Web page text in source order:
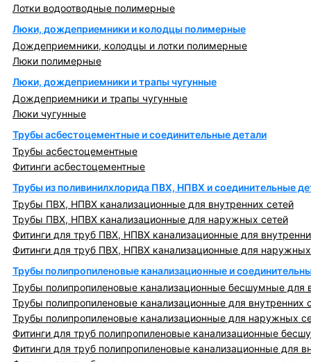
Лотки водоотводные полимерные
Люки, дождеприемники и колодцы полимерные
Дождеприемники, колодцы и лотки полимерные
Люки полимерные
Люки, дождеприемники и трапы чугунные
Дождеприемники и трапы чугунные
Люки чугунные
Трубы асбестоцементные и соединительные детали
Трубы асбестоцементные
Фитинги асбестоцементные
Трубы из поливинилхлорида ПВХ, НПВХ и соединительные
Трубы ПВХ, НПВХ канализационные для внутренних сетей
Трубы ПВХ, НПВХ канализационные для наружных сетей
Фитинги для труб ПВХ, НПВХ канализационные для
Фитинги для труб ПВХ, НПВХ канализационные для
Трубы полипропиленовые канализационные и
Трубы полипропиленовые канализационные бесшумные для
Трубы полипропиленовые канализационные для внутренних
Трубы полипропиленовые канализационные для наружных
Фитинги для труб полипропиленовые канализационные
Фитинги для труб полипропиленовые канализационные для